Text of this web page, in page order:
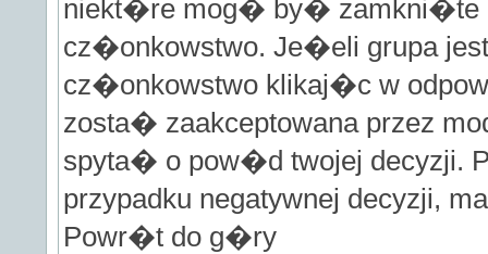
niekt�re mog� by� zamkni�te
cz�onkowstwo. Je�eli grupa
cz�onkowstwo klikaj�c w
zosta� zaakceptowana przez
spyta� o pow�d twojej decyzji.
przypadku negatywnej decyzji,
Powr�t do g�ry